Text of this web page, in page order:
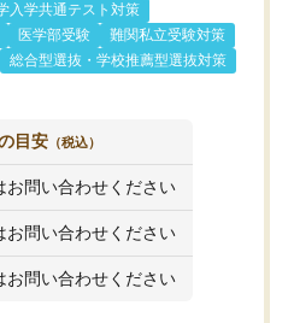
入学共通テスト対策
医学部受験
難関私立受験対策
総合型選抜・学校推薦型選抜対策
目安 （税込）
お問い合わせください
お問い合わせください
お問い合わせください